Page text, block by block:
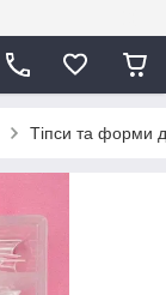
Тіпси та форми